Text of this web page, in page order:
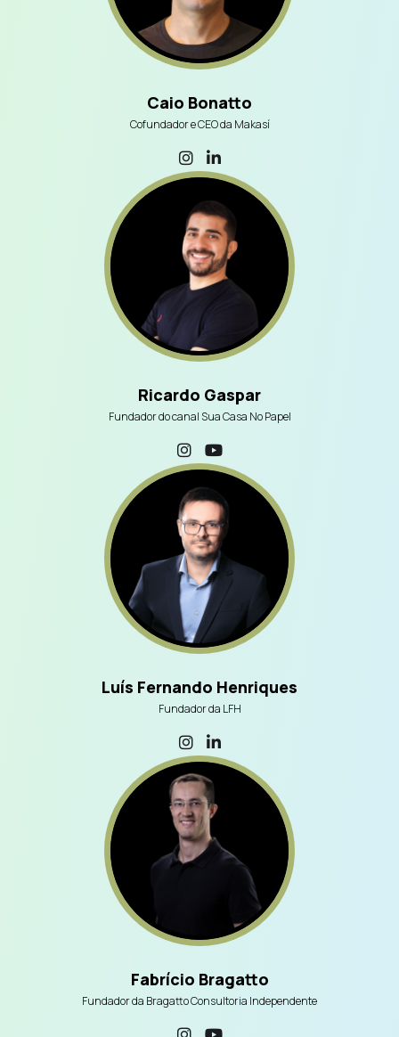
Caio Bonatto
Cofundador e CEO da Makasí
Ricardo Gaspar
Fundador do canal Sua Casa No Papel
Luís Fernando Henriques
Fundador da LFH
Fabrício Bragatto
Fundador da Bragatto Consultoria Independente